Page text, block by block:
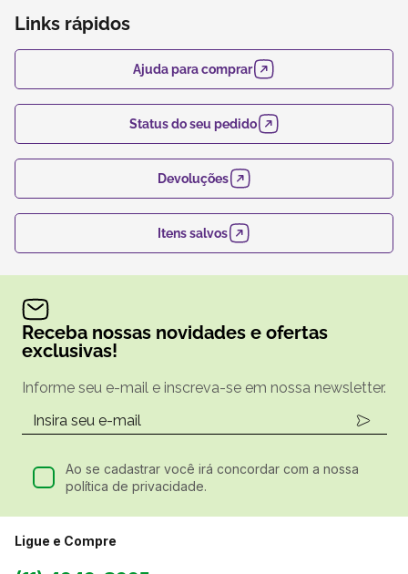
Links rápidos
Ajuda para comprar
Status do seu pedido
Devoluções
Itens salvos
Receba nossas novidades e ofertas
exclusivas!
Informe seu e-mail e inscreva-se em nossa newsletter.
Ao se cadastrar você irá concordar com a nossa
política de privacidade.
Ligue e Compre